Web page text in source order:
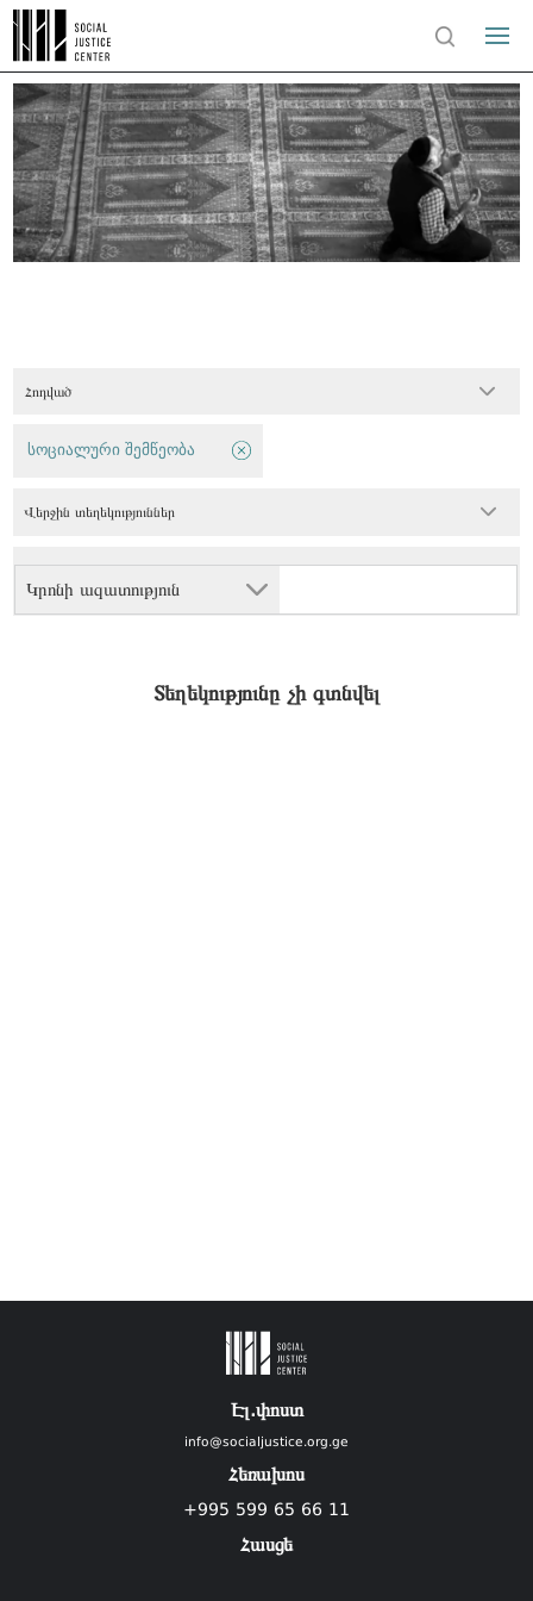
Հոդված
Կրոնի ազատություն
სოციალური შემწეობა
Վերջին տեղեկություններ
Տեղեկությունը չի գտնվել
Էլ.փոստ
info@socialjustice.org.ge
Հեռախոս
+995 599 65 66 11
Հասցե